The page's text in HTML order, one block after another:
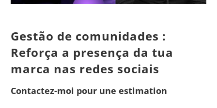
Gestão de comunidades :
Reforça a presença da tua
marca nas redes sociais
Contactez-moi pour une estimation